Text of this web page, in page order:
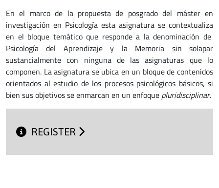
En el marco de la propuesta de posgrado del máster en
investigación en Psicología esta asignatura se contextualiza
en el bloque temático que responde a la denominación de
Psicología del Aprendizaje y la Memoria sin solapar
sustancialmente con ninguna de las asignaturas que lo
componen. La asignatura se ubica en un bloque de contenidos
orientados al estudio de los procesos psicológicos básicos, si
bien sus objetivos se enmarcan en un enfoque pluridisciplinar.
REGISTER